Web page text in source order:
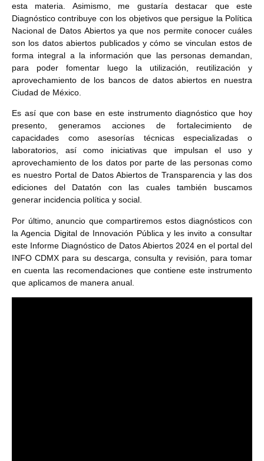
esta materia. Asimismo, me gustaría destacar que este
Diagnóstico contribuye con los objetivos que persigue la Política
Nacional de Datos Abiertos ya que nos permite conocer cuáles
son los datos abiertos publicados y cómo se vinculan estos de
forma integral a la información que las personas demandan,
para poder fomentar luego la utilización, reutilización y
aprovechamiento de los bancos de datos abiertos en nuestra
Ciudad de México.
Es así que con base en este instrumento diagnóstico que hoy
presento, generamos acciones de fortalecimiento de
capacidades como asesorías técnicas especializadas o
laboratorios, así como iniciativas que impulsan el uso y
aprovechamiento de los datos por parte de las personas como
es nuestro Portal de Datos Abiertos de Transparencia y las dos
ediciones del Datatón con las cuales también buscamos
generar incidencia política y social.
Por último, anuncio que compartiremos estos diagnósticos con
la Agencia Digital de Innovación Pública y les invito a consultar
este Informe Diagnóstico de Datos Abiertos 2024 en el portal del
INFO CDMX para su descarga, consulta y revisión, para tomar
en cuenta las recomendaciones que contiene este instrumento
que aplicamos de manera anual.